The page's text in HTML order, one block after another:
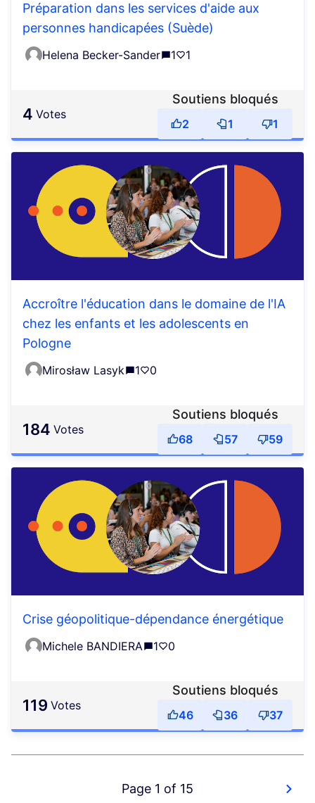
Préparation dans les services d'aide aux
personnes handicapées (Suède)
Helena Becker-Sander 1 1
4 votes
Soutiens bloqués
2 1 1
Accroître l'éducation dans le domaine de l'IA
chez les enfants et les adolescents en
Pologne
Mirosław Lasyk 1 0
184 votes
Soutiens bloqués
68 57 59
Crise géopolitique-dépendance énergétique
Michele BANDIERA 1 0
119 votes
Soutiens bloqués
46 36 37
Page 1 of 15